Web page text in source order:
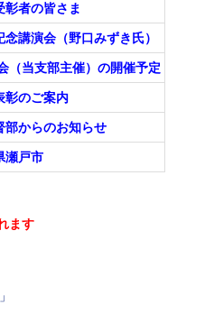
者の皆さま
講演会（野口みずき氏）
当支部主催）の開催予定
彰のご案内
部からのお知らせ
瀬戸市
ます